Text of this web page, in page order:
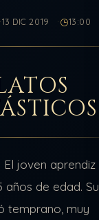
13 DIC 2019 13:00
joven aprendiz
de edad. Su
temprano, muy